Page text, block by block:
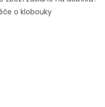
o klobouky